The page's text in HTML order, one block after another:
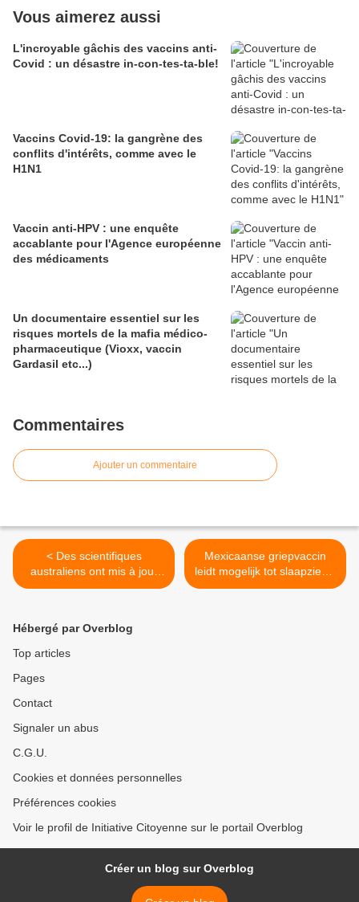
Vous aimerez aussi
L'incroyable gâchis des vaccins anti-
Covid : un désastre in-con-tes-ta-ble!
Vaccins Covid-19: la gangrène des
conflits d'intérêts, comme avec le
H1N1
Vaccin anti-HPV : une enquête
accablante pour l'Agence européenne
des médicaments
Un documentaire essentiel sur les
risques mortels de la mafia médico-
pharmaceutique (Vioxx, vaccin
Gardasil etc...)
Commentaires
Ajouter un commentaire
< Des scientifiques
australiens ont mis à jour
l'origine humaine du virus
Mexicaanse griepvaccin
leidt mogelijk tot slaapziekte
(Eenvandaag 14/02/11) >
Hébergé par Overblog
Top articles
Pages
Contact
Signaler un abus
C.G.U.
Cookies et données personnelles
Préférences cookies
Voir le profil de Initiative Citoyenne sur le portail Overblog
Créer un blog sur Overblog